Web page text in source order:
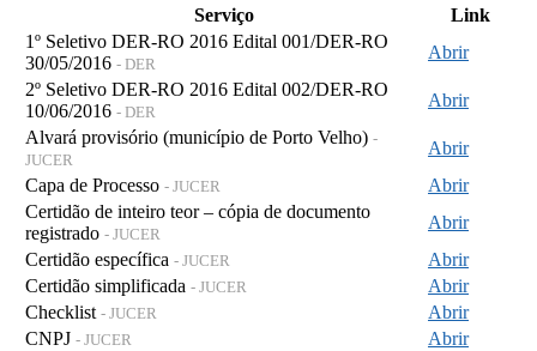
Serviço
Link
1º Seletivo DER-RO 2016 Edital 001/DER-RO
30/05/2016 - DER
Abrir
2º Seletivo DER-RO 2016 Edital 002/DER-RO
10/06/2016 - DER
Abrir
Alvará provisório (município de Porto Velho) -
JUCER
Abrir
Capa de Processo - JUCER
Abrir
Certidão de inteiro teor – cópia de documento
registrado - JUCER
Abrir
Certidão específica - JUCER
Abrir
Certidão simplificada - JUCER
Abrir
Checklist - JUCER
Abrir
CNPJ - JUCER
Abrir